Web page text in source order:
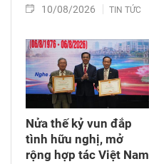
10/08/2026 TIN TỨC
Nửa thế kỷ vun đắp
tình hữu nghị, mở
rộng hợp tác Việt Nam